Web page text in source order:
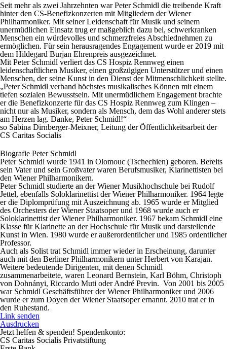
Seit mehr als zwei Jahrzehnten war Peter Schmidl die treibende Kraft
hinter den CS-Benefizkonzerten mit Mitgliedern der Wiener
Philharmoniker. Mit seiner Leidenschaft für Musik und seinem
unermüdlichen Einsatz trug er maßgeblich dazu bei, schwerkranken
Menschen ein würdevolles und schmerzfreies Abschiednehmen zu
ermöglichen. Für sein herausragendes Engagement wurde er 2019 mit
dem Hildegard Burjan Ehrenpreis ausgezeichnet.
Mit Peter Schmidl verliert das CS Hospiz Rennweg einen
leidenschaftlichen Musiker, einen großzügigen Unterstützer und einen
Menschen, der seine Kunst in den Dienst der Mitmenschlichkeit stellte.
„Peter Schmidl verband höchstes musikalisches Können mit einem
tiefen sozialen Bewusstsein. Mit unermüdlichem Engagement brachte
er die Benefizkonzerte für das CS Hospiz Rennweg zum Klingen –
nicht nur als Musiker, sondern als Mensch, dem das Wohl anderer stets
am Herzen lag. Danke, Peter Schmidl!“
so Sabina Dirnberger-Meixner, Leitung der Öffentlichkeitsarbeit der
CS Caritas Socialis
Biografie Peter Schmidl
Peter Schmidl wurde 1941 in Olomouc (Tschechien) geboren. Bereits
sein Vater und sein Großvater waren Berufsmusiker, Klarinettisten bei
den Wiener Philharmonikern.
Peter Schmidl studierte an der Wiener Musikhochschule bei Rudolf
Jettel, ebenfalls Soloklarinettist der Wiener Philharmoniker. 1964 legte
er die Diplomprüfung mit Auszeichnung ab. 1965 wurde er Mitglied
des Orchesters der Wiener Staatsoper und 1968 wurde auch er
Soloklarinettist der Wiener Philharmoniker. 1967 bekam Schmidl eine
Klasse für Klarinette an der Hochschule für Musik und darstellende
Kunst in Wien. 1980 wurde er außerordentlicher und 1985 ordentlicher
Professor.
Auch als Solist trat Schmidl immer wieder in Erscheinung, darunter
auch mit den Berliner Philharmonikern unter Herbert von Karajan.
Weitere bedeutende Dirigenten, mit denen Schmidl
zusammenarbeitete, waren Leonard Bernstein, Karl Böhm, Christoph
von Dohnányi, Riccardo Muti oder André Previn. Von 2001 bis 2005
war Schmidl Geschäftsführer der Wiener Philharmoniker und 2006
wurde er zum Doyen der Wiener Staatsoper ernannt. 2010 trat er in
den Ruhestand.
Link senden
Ausdrucken
Jetzt helfen & spenden! Spendenkonto:
CS Caritas Socialis Privatstiftung